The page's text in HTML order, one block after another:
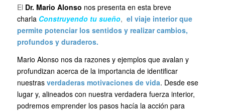
El Dr. Mario Alonso nos presenta en esta breve
charla Construyendo tu sueño, el viaje interior que
permite potenciar los sentidos y realizar cambios,
profundos y duraderos.
Mario Alonso nos da razones y ejemplos que avalan y
profundizan acerca de la importancia de identificar
nuestras verdaderas motivaciones de vida. Desde ese
lugar y, alineados con nuestra verdadera fuerza interior,
podremos emprender los pasos hacía la acción para